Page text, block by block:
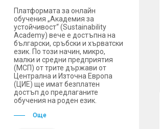
Платформата за онлайн
обучения „Академия за
устойчивост“ (Sustainability
Academy) вече е достъпна на
български, сръбски и хърватски
език. По този начин, микро,
малки и средни предприятия
(МСП) от трите държави от
Централна и Източна Европа
(ЦИЕ) ще имат безплатен
достъп до предлаганите
обучения на роден език.
Още